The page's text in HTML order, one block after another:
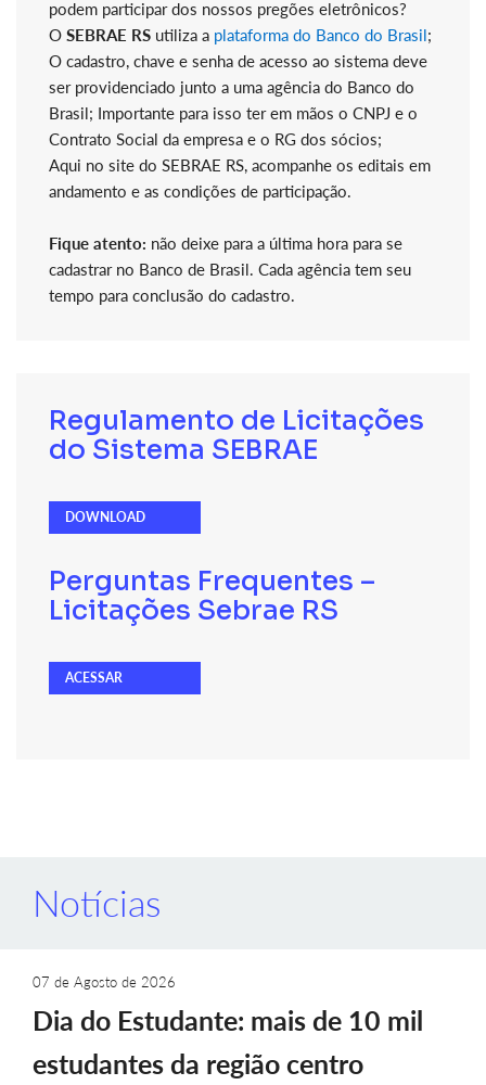
podem participar dos nossos pregões eletrônicos?
O SEBRAE RS utiliza a plataforma do Banco do Brasil;
O cadastro, chave e senha de acesso ao sistema deve
ser providenciado junto a uma agência do Banco do
Brasil; Importante para isso ter em mãos o CNPJ e o
Contrato Social da empresa e o RG dos sócios;
Aqui no site do SEBRAE RS, acompanhe os editais em
andamento e as condições de participação.
Fique atento: não deixe para a última hora para se
cadastrar no Banco de Brasil. Cada agência tem seu
tempo para conclusão do cadastro.
Regulamento de Licitações
do Sistema SEBRAE
DOWNLOAD
Perguntas Frequentes –
Licitações Sebrae RS
ACESSAR
Notícias
07 de Agosto de 2026
Dia do Estudante: mais de 10 mil
estudantes da região centro